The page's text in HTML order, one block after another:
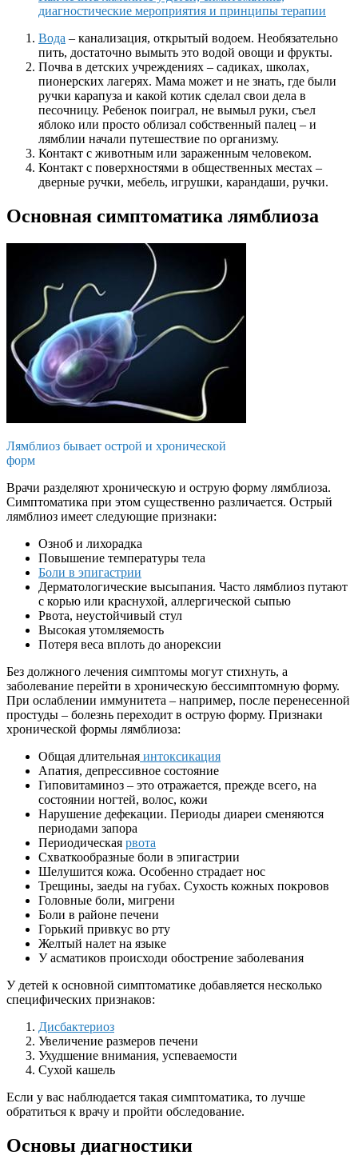
диагностические мероприятия и принципы терапии
Вода – канализация, открытый водоем. Необязательно
пить, достаточно вымыть это водой овощи и фрукты.
Почва в детских учреждениях – садиках, школах,
пионерских лагерях. Мама может и не знать, где были
ручки карапуза и какой котик сделал свои дела в
песочницу. Ребенок поиграл, не вымыл руки, съел
яблоко или просто облизал собственный палец – и
лямблии начали путешествие по организму.
Контакт с животным или зараженным человеком.
Контакт с поверхностями в общественных местах –
дверные ручки, мебель, игрушки, карандаши, ручки.
Основная симптоматика лямблиоза
Лямблиоз бывает острой и хронической
форм
Врачи разделяют хроническую и острую форму лямблиоза.
Симптоматика при этом существенно различается. Острый
лямблиоз имеет следующие признаки:
Озноб и лихорадка
Повышение температуры тела
Боли в эпигастрии
Дерматологические высыпания. Часто лямблиоз путают
с корью или краснухой, аллергической сыпью
Рвота, неустойчивый стул
Высокая утомляемость
Потеря веса вплоть до анорексии
Без должного лечения симптомы могут стихнуть, а
заболевание перейти в хроническую бессимптомную форму.
При ослаблении иммунитета – например, после перенесенной
простуды – болезнь переходит в острую форму. Признаки
хронической формы лямблиоза:
Общая длительная интоксикация
Апатия, депрессивное состояние
Гиповитаминоз – это отражается, прежде всего, на
состоянии ногтей, волос, кожи
Нарушение дефекации. Периоды диареи сменяются
периодами запора
Периодическая рвота
Схваткообразные боли в эпигастрии
Шелушится кожа. Особенно страдает нос
Трещины, заеды на губах. Сухость кожных покровов
Головные боли, мигрени
Боли в районе печени
Горький привкус во рту
Желтый налет на языке
У асматиков происходи обострение заболевания
У детей к основной симптоматике добавляется несколько
специфических признаков:
Дисбактериоз
Увеличение размеров печени
Ухудшение внимания, успеваемости
Сухой кашель
Если у вас наблюдается такая симптоматика, то лучше
обратиться к врачу и пройти обследование.
Основы диагностики